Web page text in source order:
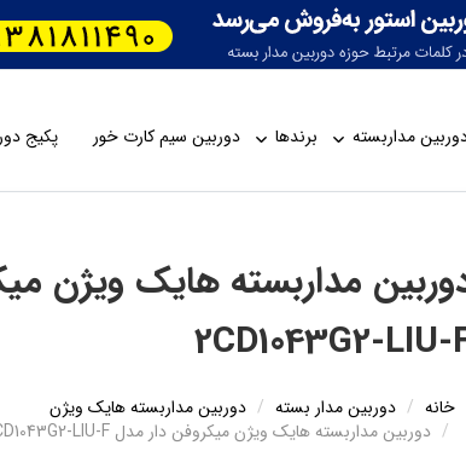
مداربسته برندها دوربین سیم کارت خور پکیج
2CD1043G2-LIU-
خانه دوربین مدار بسته
دوربین مداربسته هایک ویژن
دوربین مداربسته هایک ویژن میکروفن دار مدل DS-2CD1043G2-LIU-F